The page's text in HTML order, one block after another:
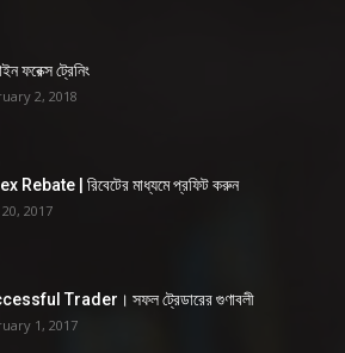
ফরেক্স ট্রেনিং
2, 2018
Rebate | রিবেটের মাধ্যমে প্রফিট করুন
2017
Trader। সফল ট্রেডারের গুণাবলী
1, 2017